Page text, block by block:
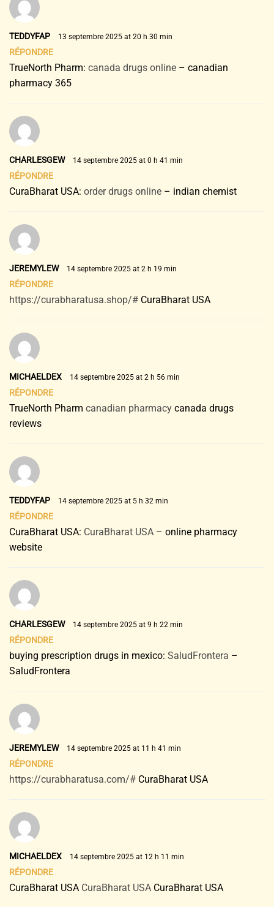
TEDDYFAP 13 septembre 2025 at 20 h 30 min
RÉPONDRE
TrueNorth Pharm: canada drugs online – canadian
pharmacy 365
CHARLESGEW 14 septembre 2025 at 0 h 41 min
RÉPONDRE
CuraBharat USA: order drugs online – indian chemist
JEREMYLEW 14 septembre 2025 at 2 h 19 min
RÉPONDRE
https://curabharatusa.shop/# CuraBharat USA
MICHAELDEX 14 septembre 2025 at 2 h 56 min
RÉPONDRE
TrueNorth Pharm canadian pharmacy canada drugs
reviews
TEDDYFAP 14 septembre 2025 at 5 h 32 min
RÉPONDRE
CuraBharat USA: CuraBharat USA – online pharmacy
website
CHARLESGEW 14 septembre 2025 at 9 h 22 min
RÉPONDRE
buying prescription drugs in mexico: SaludFrontera –
SaludFrontera
JEREMYLEW 14 septembre 2025 at 11 h 41 min
RÉPONDRE
https://curabharatusa.com/# CuraBharat USA
MICHAELDEX 14 septembre 2025 at 12 h 11 min
RÉPONDRE
CuraBharat USA CuraBharat USA CuraBharat USA